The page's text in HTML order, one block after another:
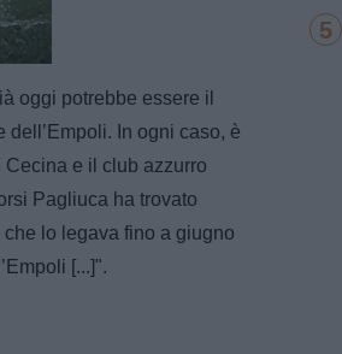
oggi potrebbe essere il
In ogni caso, è
e il club azzurro
Pagliuca ha trovato
che lo legava fino a giugno
[...]".
5